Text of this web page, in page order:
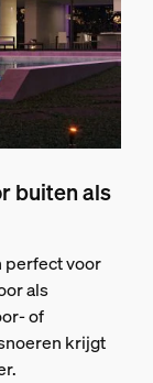
buiten als
perfect voor
als
of
krijgt